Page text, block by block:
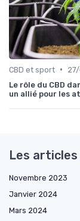
CBD et sport •
Le rôle du CBD
un allié pour les
Les
Novembre 2023
Janvier 2024
Mars 2024